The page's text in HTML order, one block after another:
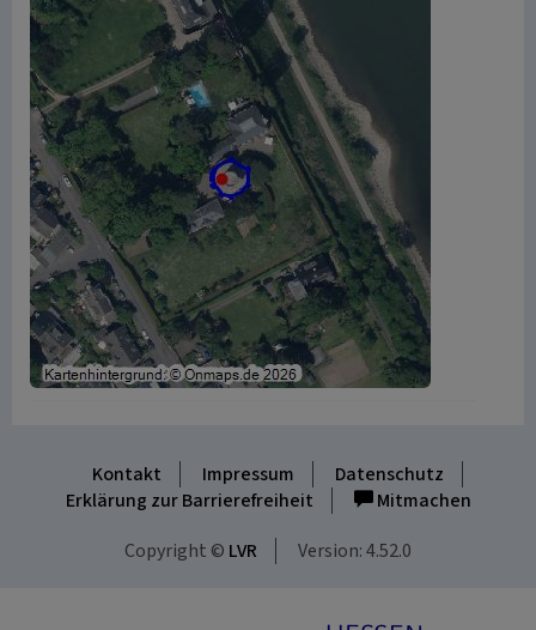
Kontakt Impressum
Datenschutz
Erklärung zur Barrierefreiheit
Mitmachen
Copyright © LVR Version: 4.52.0